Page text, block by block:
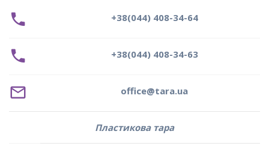
+38(044) 408-34-64
+38(044) 408-34-63
office@tara.ua
Пластикова тара